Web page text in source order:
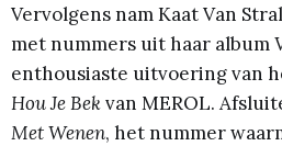
Vervolgens nam Kaat Van
met nummers uit haar album
enthousiaste uitvoering van
Hou Je Bekvan MEROL.
Met Wenen, het nummer